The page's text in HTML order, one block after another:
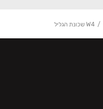
W4 שכונת הגליל